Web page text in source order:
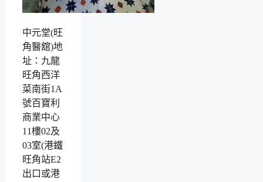
中元堂(旺
角醫舘)地
址：九龍
旺角西洋
菜南街1A
號百寶利
商業中心
11樓02及
03室(港鐵
旺角站E2
出口或港